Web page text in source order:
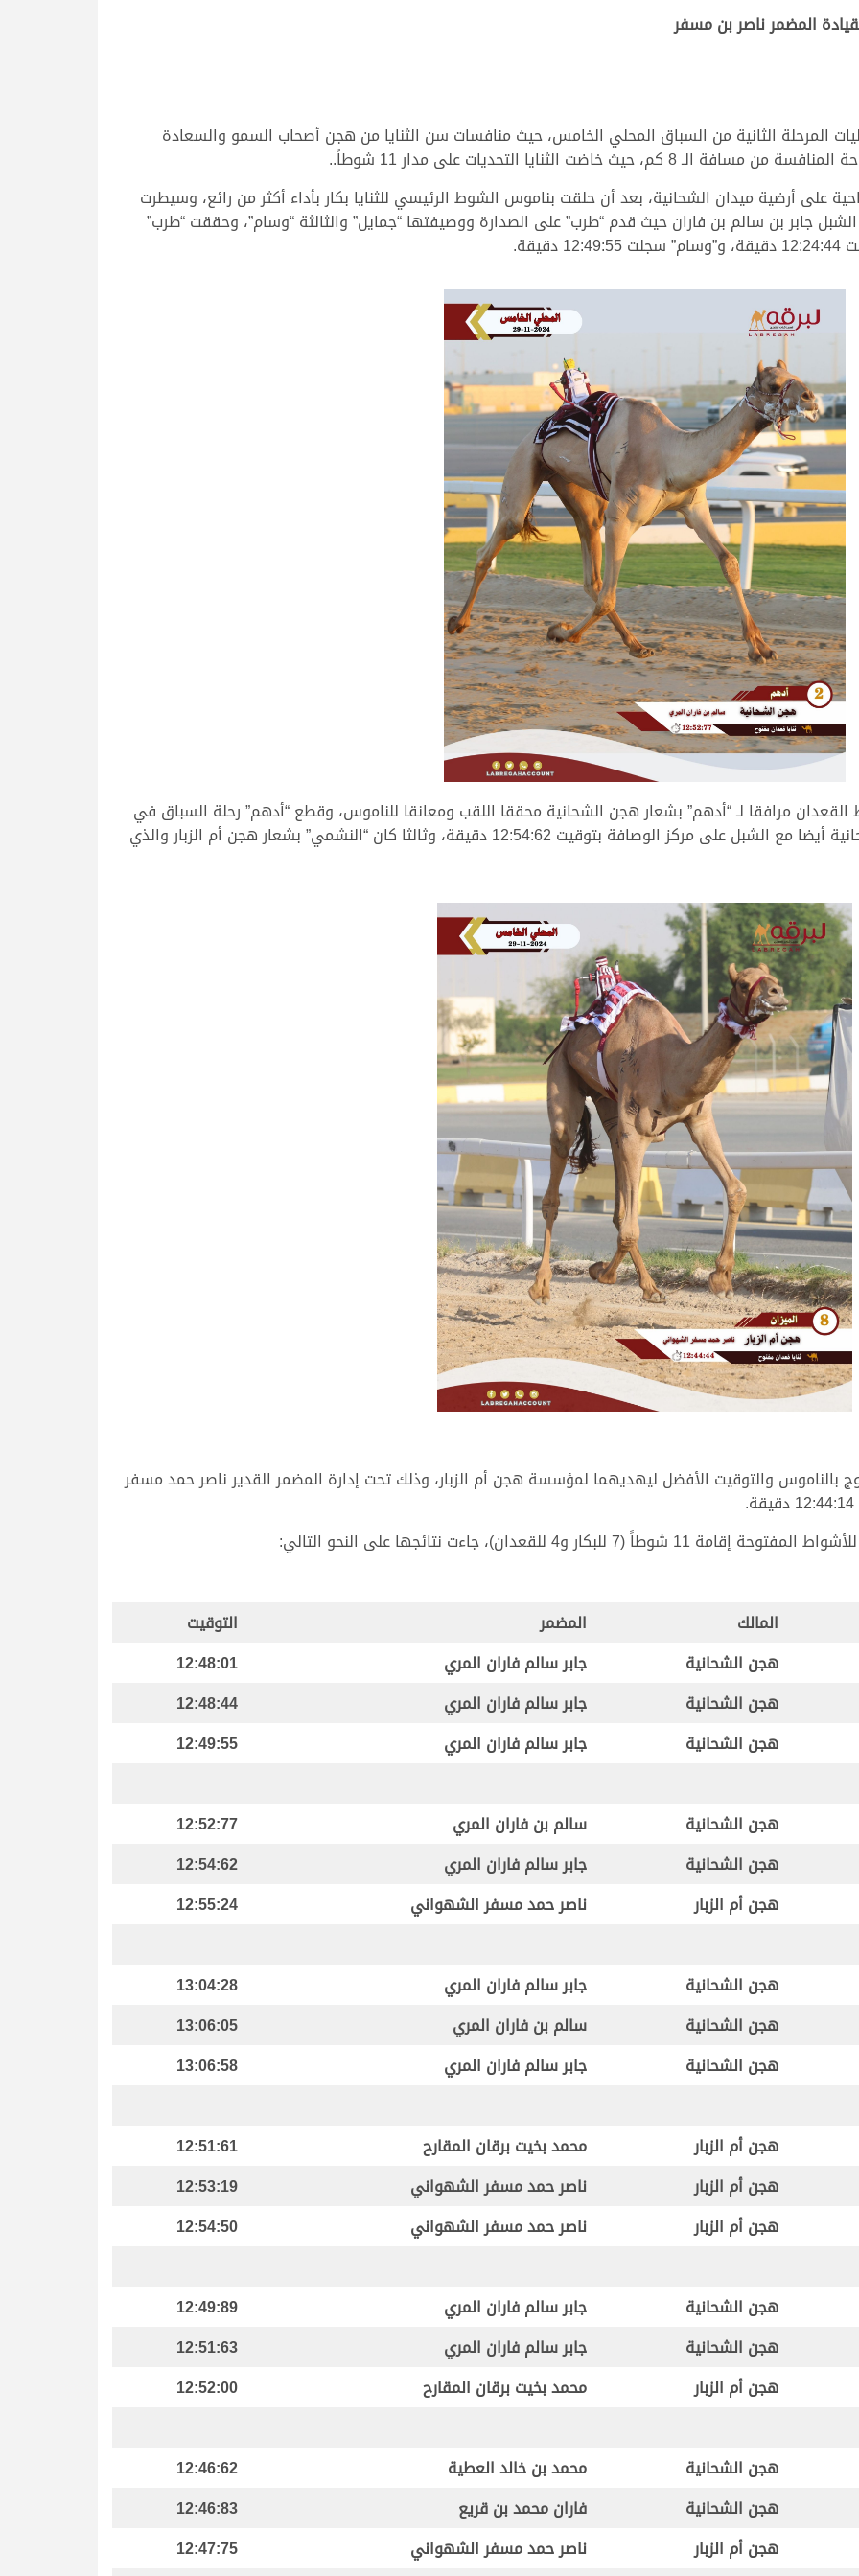
المضمر ناصر بن مسفر
اليوم الجمعة 29 نوفمبر 2024, فعاليات المرحلة الثانية من السباق المحلي الخامس، حيث منافسات سن الثنايا من هجن أصحاب السمو والسعادة
خاضت الثنايا التحديات على مدار 11 شوطاً..
على أرضية ميدان الشحانية، بعد أن حلقت بناموس الشوط الرئيسي للثنايا بكار بأداء أكثر من رائع، وسيطرت
الشبل جابر بن سالم بن فاران حيث قدم “طرب” على الصدارة ووصيفتها “جمايل” والثالثة “وسام”، وحققت “طرب”
مرافقا لـ “أدهم” بشعار هجن الشحانية محققا اللقب ومعانقا للناموس، وقطع “أدهم” رحلة السباق في
زمن مقداره 12:52:77 دقيقة، ليأتي “مذهل” للشحانية أيضا مع الشبل على مركز الوصافة بتوقيت 12:54:62 دقيقة، وثالثا كان “النشمي” بشعار هجن أم الزبار والذي
بالناموس والتوقيت الأفضل ليهديهما لمؤسسة هجن أم الزبار، وذلك تحت إدارة المضمر القدير ناصر حمد مسفر
للقعدان)، جاءت نتائجها على النحو التالي:
المالك المضمر
التوقيت
هجن الشحانية جابر سالم فاران المري
12:48:01
هجن الشحانية جابر سالم فاران المري
12:48:44
هجن الشحانية جابر سالم فاران المري 12:49:55
هجن الشحانية سالم بن فاران المري
12:52:77
هجن الشحانية جابر سالم فاران المري
12:54:62
هجن أم الزبار ناصر حمد مسفر الشهواني 12:55:24
هجن الشحانية جابر سالم فاران المري
13:04:28
هجن الشحانية سالم بن فاران المري
13:06:05
هجن الشحانية جابر سالم فاران المري 13:06:58
هجن أم الزبار محمد بخيت برقان المقارح
12:51:61
هجن أم الزبار ناصر حمد مسفر الشهواني
12:53:19
هجن أم الزبار ناصر حمد مسفر الشهواني 12:54:50
هجن الشحانية جابر سالم فاران المري
12:49:89
هجن الشحانية جابر سالم فاران المري
12:51:63
هجن أم الزبار محمد بخيت برقان المقارح 12:52:00
هجن الشحانية محمد بن خالد العطية
12:46:62
هجن الشحانية فاران محمد بن قريع
12:46:83
هجن أم الزبار ناصر حمد مسفر الشهواني 12:47:75